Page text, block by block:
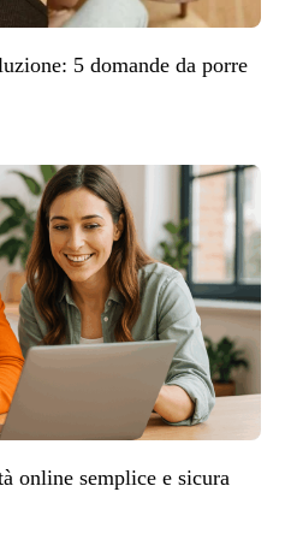
5 domande da porre
online semplice e sicura